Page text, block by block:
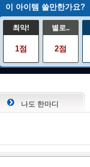
이 아이템 쓸만한가요?
최악!
1점
별로..
2점
나도 한마디